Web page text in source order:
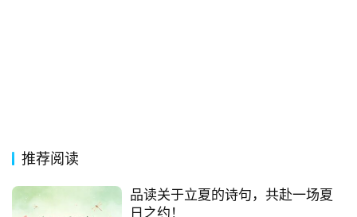
推荐阅读
品读关于立夏的诗句，共赴一场夏
日之约！